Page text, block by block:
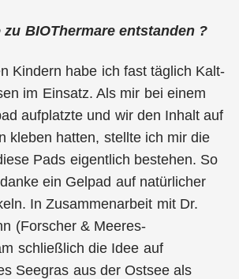
zu BIOThermare entstanden ?
Kindern habe ich fast täglich Kalt-
im Einsatz. Als mir bei einem
aufplatzte und wir den Inhalt auf
kleben hatten, stellte ich mir die
Pads eigentlich bestehen. So
ein Gelpad auf natürlicher
In Zusammenarbeit mit Dr.
(Forscher & Meeres-
schließlich die Idee auf
Seegras aus der Ostsee als